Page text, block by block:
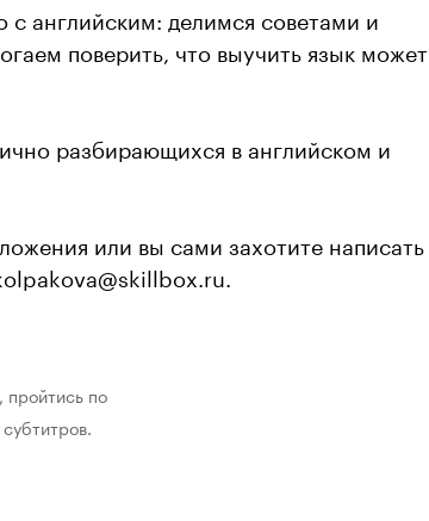
английским: делимся советами и
поверить, что выучить язык может
разбирающихся в английском и
или вы сами захотите написать
по